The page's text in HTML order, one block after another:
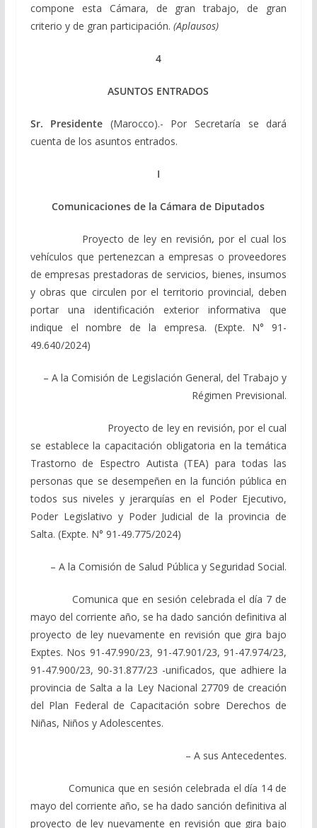
compone esta Cámara, de gran trabajo, de gran
criterio y de gran participación. (Aplausos)
4
ASUNTOS ENTRADOS
Sr. Presidente (Marocco).- Por Secretaría se dará
cuenta de los asuntos entrados.
I
Comunicaciones de la Cámara de Diputados
Proyecto de ley en revisión, por el cual los
vehículos que pertenezcan a empresas o proveedores
de empresas prestadoras de servicios, bienes, insumos
y obras que circulen por el territorio provincial, deben
portar una identificación exterior informativa que
indique el nombre de la empresa. (Expte. N° 91-
49.640/2024)
– A la Comisión de Legislación General, del Trabajo y
Régimen Previsional.
Proyecto de ley en revisión, por el cual
se establece la capacitación obligatoria en la temática
Trastorno de Espectro Autista (TEA) para todas las
personas que se desempeñen en la función pública en
todos sus niveles y jerarquías en el Poder Ejecutivo,
Poder Legislativo y Poder Judicial de la provincia de
Salta. (Expte. N° 91-49.775/2024)
– A la Comisión de Salud Pública y Seguridad Social.
Comunica que en sesión celebrada el día 7 de
mayo del corriente año, se ha dado sanción definitiva al
proyecto de ley nuevamente en revisión que gira bajo
Exptes. Nos 91-47.990/23, 91-47.901/23, 91-47.974/23,
91-47.900/23, 90-31.877/23 -unificados, que adhiere la
provincia de Salta a la Ley Nacional 27709 de creación
del Plan Federal de Capacitación sobre Derechos de
Niñas, Niños y Adolescentes.
– A sus Antecedentes.
Comunica que en sesión celebrada el día 14 de
mayo del corriente año, se ha dado sanción definitiva al
proyecto de ley nuevamente en revisión que gira bajo